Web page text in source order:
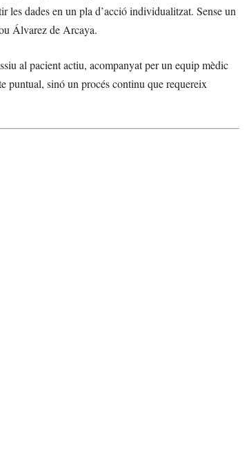
dades en un pla d’acció individualitzat. Sense un
Álvarez de Arcaya.
al pacient actiu, acompanyat per un equip mèdic
puntual, sinó un procés continu que requereix